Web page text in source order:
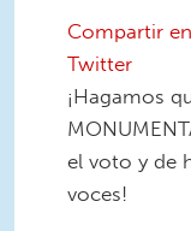
Compartir
Twitter
¡Hagamos
el voto y de
voces!